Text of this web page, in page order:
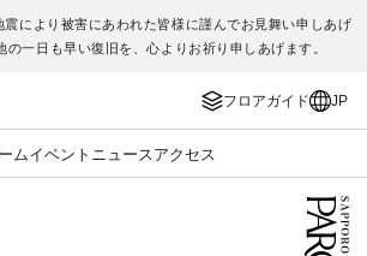
震により被害にあわれた皆様に謹んでお見舞い申しあげ
の一日も早い復旧を、心よりお祈り申しあげます。
フロアガイド JP
ムイベント ニュース アクセス
セス